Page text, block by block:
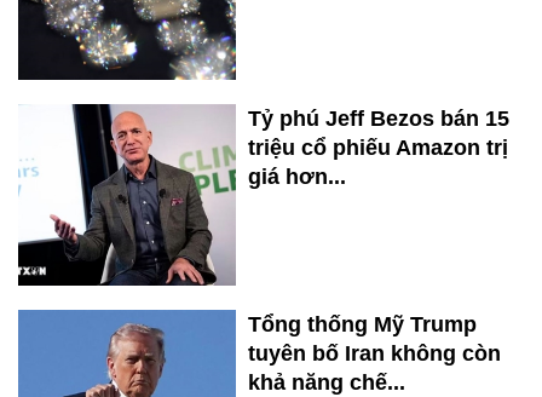
Tỷ phú Jeff Bezos bán 15
triệu cổ phiếu Amazon trị
giá hơn...
Tổng thống Mỹ Trump
tuyên bố Iran không còn
khả năng chế...